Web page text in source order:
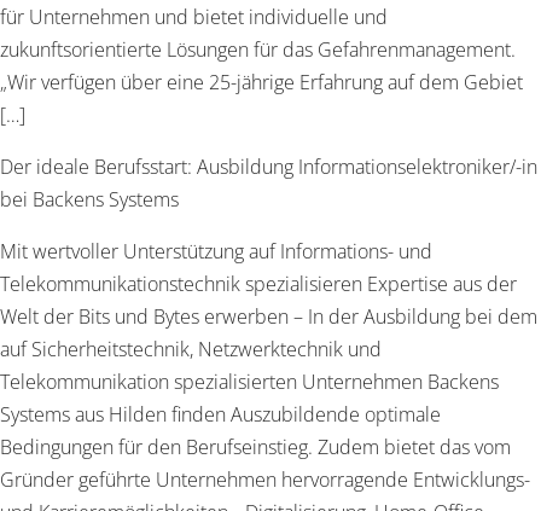
für Unternehmen und bietet individuelle und
zukunftsorientierte Lösungen für das Gefahrenmanagement.
„Wir verfügen über eine 25-jährige Erfahrung auf dem Gebiet
[…]
Der ideale Berufsstart: Ausbildung Informationselektroniker/-in
bei Backens Systems
Mit wertvoller Unterstützung auf Informations- und
Telekommunikationstechnik spezialisieren Expertise aus der
Welt der Bits und Bytes erwerben – In der Ausbildung bei dem
auf Sicherheitstechnik, Netzwerktechnik und
Telekommunikation spezialisierten Unternehmen Backens
Systems aus Hilden finden Auszubildende optimale
Bedingungen für den Berufseinstieg. Zudem bietet das vom
Gründer geführte Unternehmen hervorragende Entwicklungs-